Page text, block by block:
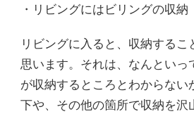
・リビングにはビリングの収納
リビングに入ると、収納するこ
思います。それは、なんといっ
が収納するところとわからない
下や、その他の箇所で収納を沢